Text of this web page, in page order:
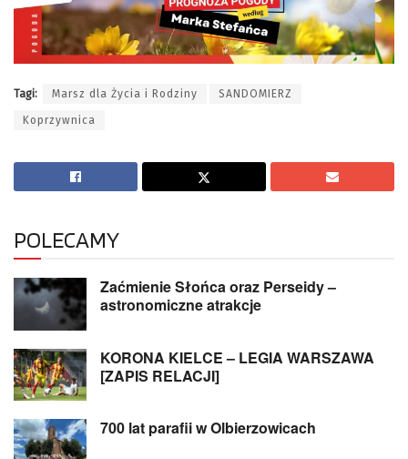
Tagi: Marsz dla Życia i Rodziny SANDOMIERZ
Koprzywnica
POLECAMY
Zaćmienie Słońca oraz Perseidy –
astronomiczne atrakcje
KORONA KIELCE – LEGIA WARSZAWA
[ZAPIS RELACJI]
700 lat parafii w Olbierzowicach